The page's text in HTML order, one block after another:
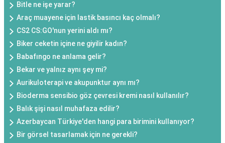
Bitle ne işe yarar?
Araç muayene için lastik basıncı kaç olmalı?
CS2 CS:GO'nun yerini aldı mı?
Biker ceketin içine ne giyilir kadın?
Babafıngo ne anlama gelir?
Bekar ve yalnız aynı şey mi?
Aurikuloterapi ve akupunktur aynı mı?
Bioderma sensibio göz çevresi kremi nasıl kullanılır?
Balık şişi nasıl muhafaza edilir?
Azerbaycan Türkiye'den hangi para birimini kullanıyor?
Bir görsel tasarlamak için ne gerekli?